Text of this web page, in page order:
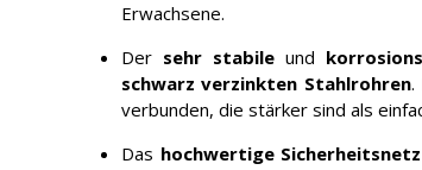
Erwachsene.
Der sehr stabileund
schwarz verzinkten Stahlrohren.
verbunden, die stärker sind als
Das hochwertige Sicherheitsnetz